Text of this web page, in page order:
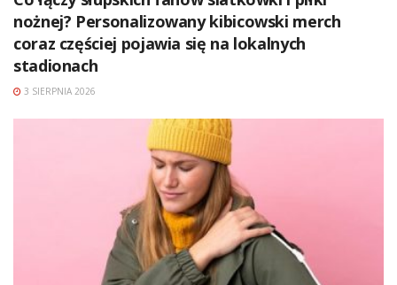
nożnej? Personalizowany kibicowski merch
coraz częściej pojawia się na lokalnych
stadionach
3 SIERPNIA 2026